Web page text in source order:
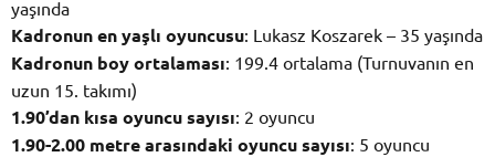
yaşında
Kadronun en yaşlı oyuncusu: Lukasz Koszarek – 35 yaşında
Kadronun boy ortalaması: 199.4 ortalama (Turnuvanın en
uzun 15. takımı)
1.90’dan kısa oyuncu sayısı: 2 oyuncu
1.90-2.00 metre arasındaki oyuncu sayısı: 5 oyuncu